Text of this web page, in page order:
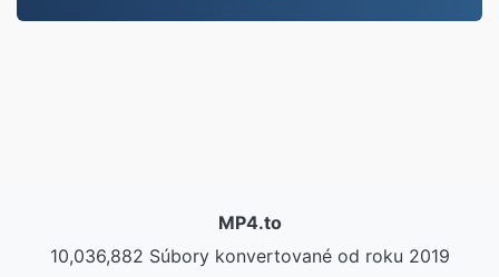
MP4.to
10,036,882 Súbory konvertované od roku 2019